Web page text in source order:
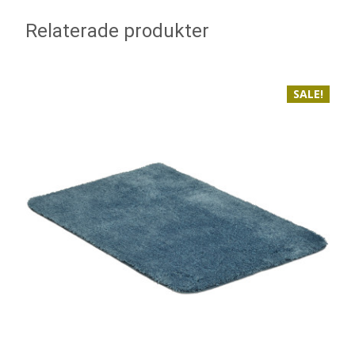
Relaterade produkter
SALE!